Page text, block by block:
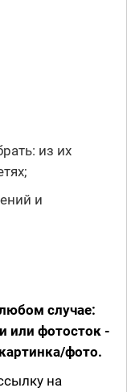
из их
и
случае:
или фотосток -
фото.
на